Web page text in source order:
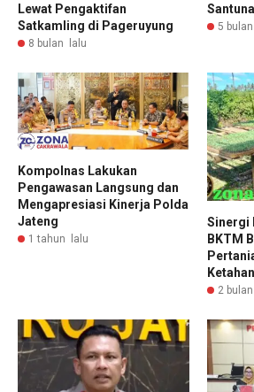
Lewat Pengaktifan
Satkamling di Pageruyung
8 bulan lalu
5
Kompolnas Lakukan
Pengawasan Langsung dan
Mengapresiasi Kinerja Polda
Jateng
1 tahun lalu
​Sinergi
BKTM
2